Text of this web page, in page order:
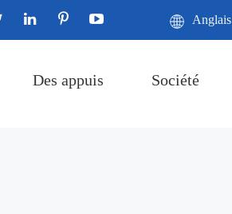
Anglais
Des appuis Société